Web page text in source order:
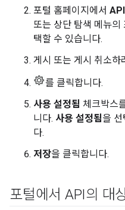
포털 홈페이지에서 API
또는 상단 탐색 메뉴의
택할 수 있습니다.
게시 또는 게시 취소하
를 클릭합니다.
사용 설정됨 체크박스
니다. 사용 설정됨을
다.
저장을 클릭합니다.
포털에서 API의 대